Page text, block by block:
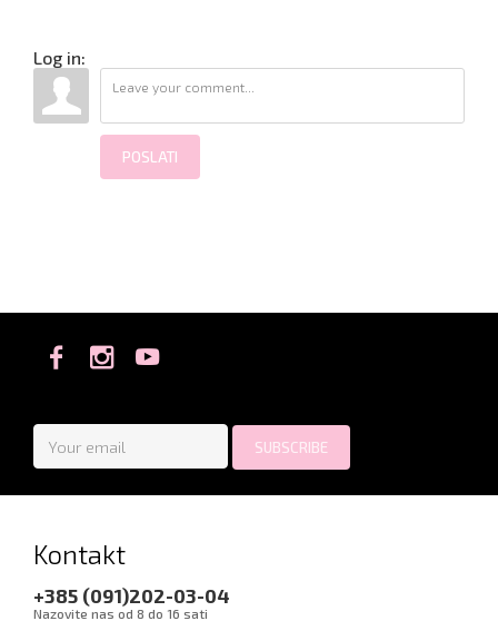
Log in:
POSLATI
Kontakt
+385 (091)202-03-04
Nazovite nas od 8 do 16 sati